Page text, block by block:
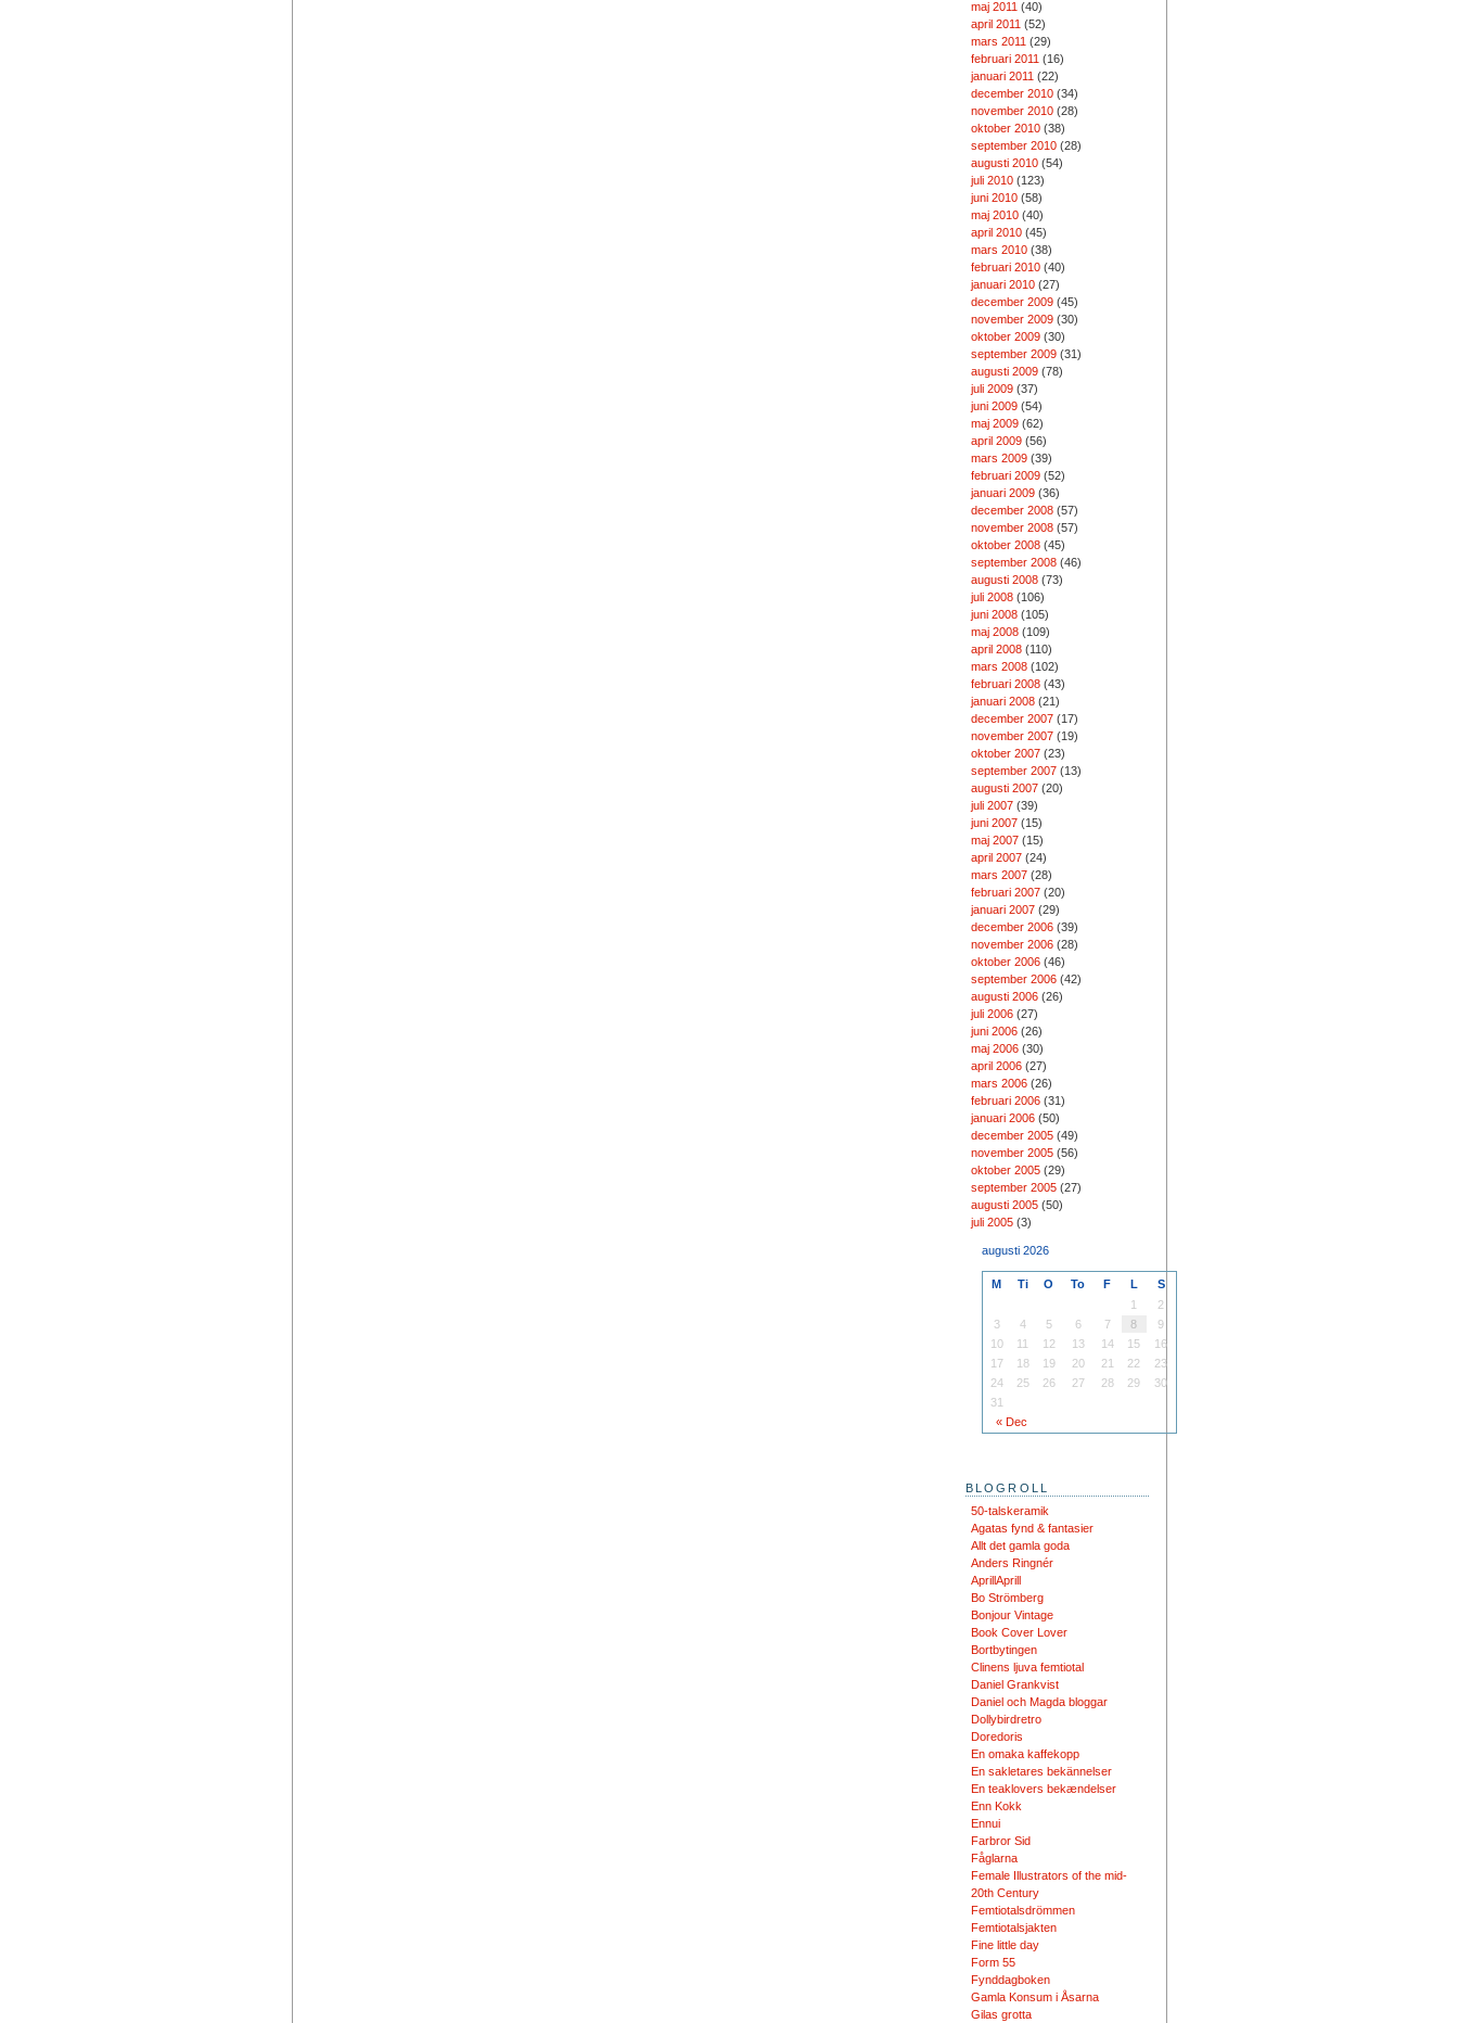
maj 2011 (40)
april 2011 (52)
mars 2011 (29)
februari 2011 (16)
januari 2011 (22)
december 2010(34)
november 2010(28)
oktober 2010(38)
september 2010(28)
augusti 2010(54)
juli 2010(123)
juni 2010(58)
maj 2010(40)
april 2010(45)
mars 2010(38)
februari 2010(40)
januari 2010(27)
december 2009(45)
november 2009(30)
oktober 2009(30)
september 2009(31)
augusti 2009(78)
juli 2009(37)
juni 2009(54)
maj 2009(62)
april 2009(56)
mars 2009(39)
februari 2009(52)
januari 2009(36)
december 2008(57)
november 2008(57)
oktober 2008(45)
september 2008(46)
augusti 2008(73)
juli 2008(106)
juni 2008(105)
maj 2008(109)
april 2008(110)
mars 2008(102)
februari 2008(43)
januari 2008(21)
december 2007(17)
november 2007(19)
oktober 2007(23)
september 2007(13)
augusti 2007(20)
juli 2007(39)
juni 2007(15)
maj 2007(15)
april 2007(24)
mars 2007(28)
februari 2007(20)
januari 2007(29)
december 2006(39)
november 2006(28)
oktober 2006(46)
september 2006(42)
augusti 2006(26)
juli 2006(27)
juni 2006(26)
maj 2006(30)
april 2006(27)
mars 2006(26)
februari 2006(31)
januari 2006(50)
december 2005(49)
november 2005(56)
oktober 2005(29)
september 2005(27)
augusti 2005(50)
juli 2005(3)
augusti 2026
M Ti O To F L S
« Dec
1
2
3
4 5 6 7 8
9
10
11 12 13 14 15
16
17
18 19 20 21 22
23
24
25 26 27 28 29
30
31
BLOGROLL
50-talskeramik
Agatas fynd & fantasier
Allt det gamla goda
Anders Ringnér
AprillAprill
Bo Strömberg
Bonjour Vintage
Book Cover Lover
Bortbytingen
Clinens ljuva femtiotal
Daniel Grankvist
Daniel och Magda bloggar
Dollybirdretro
Doredoris
En omaka kaffekopp
En sakletares bekännelser
En teaklovers bekændelser
Enn Kokk
Ennui
Farbror Sid
Fåglarna
Female Illustrators of the mid-
20th Century
Femtiotalsdrömmen
Femtiotalsjakten
Fine little day
Form 55
Fynddagboken
Gamla Konsum i Åsarna
Gilas grotta